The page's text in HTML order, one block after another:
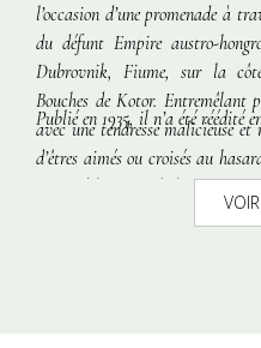
l’occasion d’une promenade à
du défunt Empire austro-
Dubrovnik, Fiume, sur la
Bouches de Kotor. Entremêlant
avec une tendresse malicieuse
d’êtres aimés ou croisés au
se succèdent au fil des pages
Volontairement lyrique, le
Publié en 1935, il n’a été réédité